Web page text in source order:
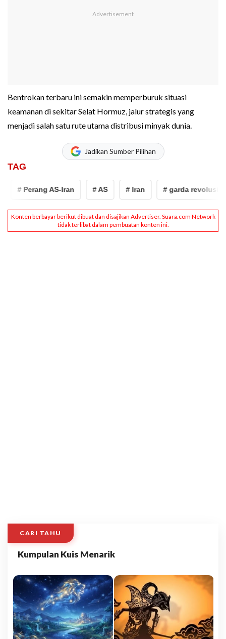
Bentrokan terbaru ini semakin memperburuk situasi
keamanan di sekitar Selat Hormuz, jalur strategis yang
menjadi salah satu rute utama distribusi minyak dunia.
Jadikan Sumber Pilihan
TAG
# Perang AS-Iran # AS # Iran # garda revolusi iran
CARI TAHU
Kumpulan Kuis Menarik